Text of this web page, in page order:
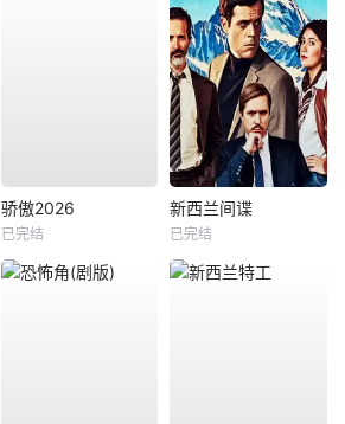
骄傲2026
已完结
新西兰间谍
已完结